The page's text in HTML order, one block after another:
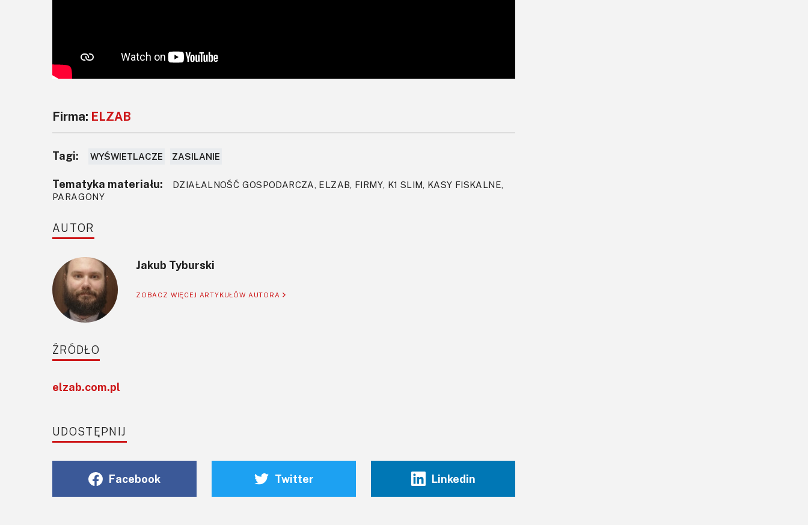
Firma: ELZAB
Tagi: WYŚWIETLACZE ZASILANIE
Tematyka materiału:
DZIAŁALNOŚĆ GOSPODARCZA, ELZAB, FIRMY, K1 SLIM, KASY FISKALNE,
PARAGONY
AUTOR
Jakub Tyburski
ZOBACZ WIĘCEJ ARTYKUŁÓW AUTORA
ŹRÓDŁO
elzab.com.pl
UDOSTĘPNIJ
Facebook Twitter Linkedin